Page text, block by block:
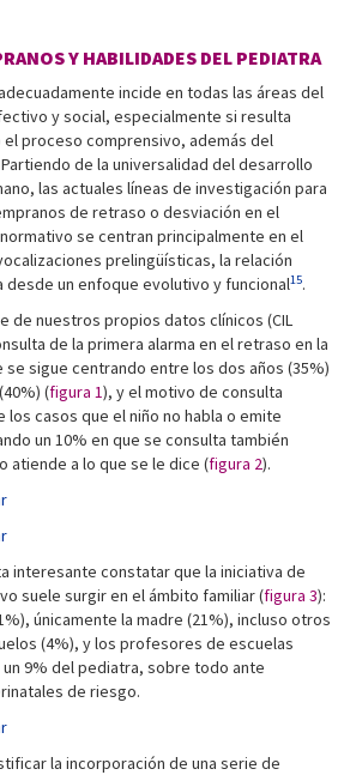
Y HABILIDADES DEL PEDIATRA
incide en todas las áreas del
y social, especialmente si resulta
proceso comprensivo, además del
de la universalidad del desarrollo
las actuales líneas de investigación para
de retraso o desviación en el
se centran principalmente en el
prelingüísticas, la relación
desde un enfoque evolutivo y funcional15.
de nuestros propios datos clínicos (CIL
de la primera alarma en el retraso en la
se sigue centrando entre los dos años (35%)
(figura 1), y el motivo de consulta
los casos que el niño no habla o emite
un 10% en que se consulta también
atiende a lo que se le dice (figura 2).
interesante constatar que la iniciativa de
suele surgir en el ámbito familiar (figura 3):
únicamente la madre (21%), incluso otros
(4%), y los profesores de escuelas
9% del pediatra, sobre todo ante
de riesgo.
la incorporación de una serie de